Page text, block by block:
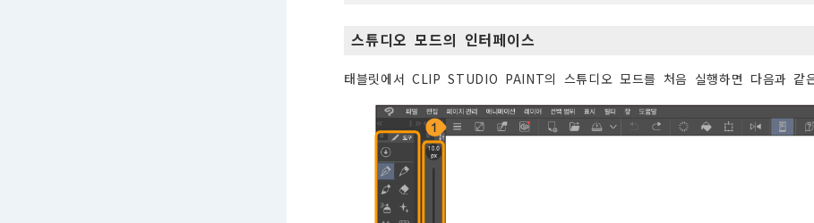
스튜디오 모드의 인터페이스
태블릿에서 CLIP STUDIO PAINT의 스튜디오 모드를 처음 실행하면 다음과 같